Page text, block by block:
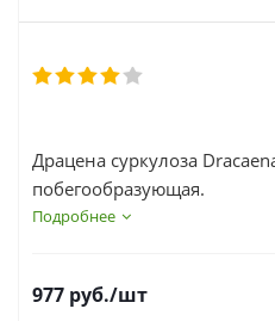
Драцена суркулоза
побегообразующая.
Подробнее
977 руб./шт